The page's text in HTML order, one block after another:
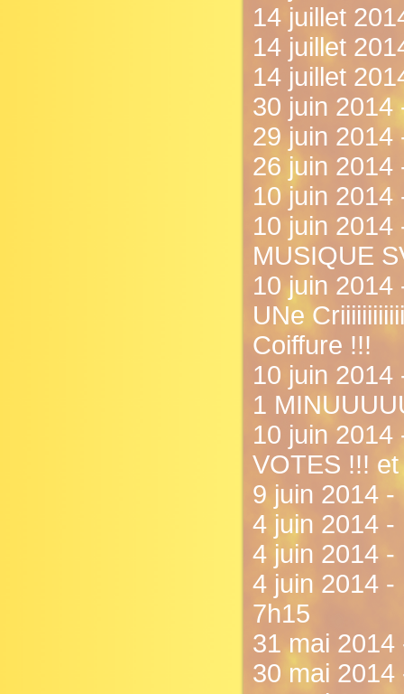
14 juillet
14 juillet
14 juillet
30 juin 2014
29 juin 2014
26 juin 2014
10 juin 2014
10 juin 2014
MUSIQUE
10 juin
UNe
Coiffure !!!
10 juin
1
10 juin 2014
VOTES !!!
9 juin 2014 -
4 juin 2014 -
4 juin 2014 -
4 juin 2014
7h15
31 mai 2014
30 mai 2014